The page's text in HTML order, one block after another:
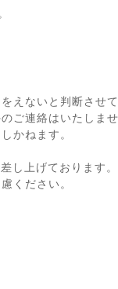
えないと判断させ
ご連絡はいたしま
かねます。
し上げております。
ください。